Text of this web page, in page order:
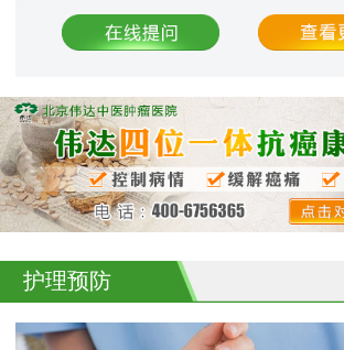
护理预防